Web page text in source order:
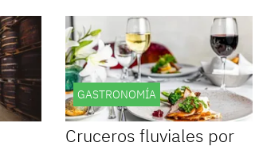
GASTRONOMÍA
Cruceros fluviales por